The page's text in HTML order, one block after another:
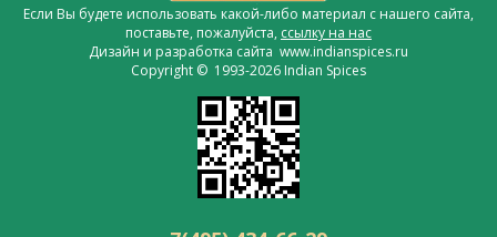
Если Вы будете использовать какой-либо материал с нашего сайта,
поставьте, пожалуйста, ссылку на нас
Дизайн и разработка сайта www.indianspices.ru
Copyright © 1993-2026 Indian Spices